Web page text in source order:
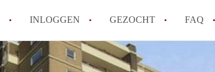
INLOGGEN GEZOCHT FAQ